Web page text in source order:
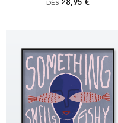
DÈS 28,95 €